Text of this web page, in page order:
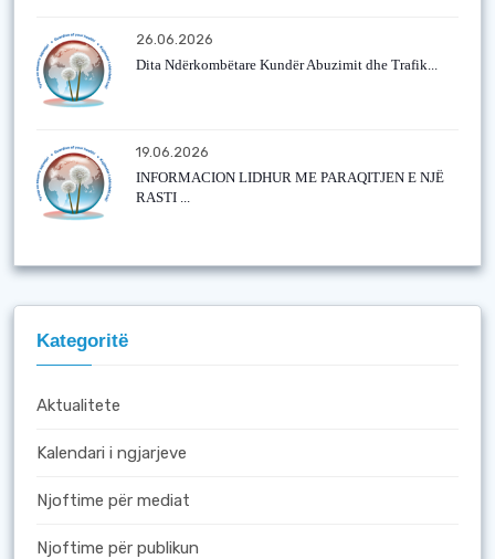
26.06.2026
Dita Ndërkombëtare Kundër Abuzimit dhe Trafik...
19.06.2026
INFORMACION LIDHUR ME PARAQITJEN E NJË
RASTI ...
Kategoritë
Aktualitete
Kalendari i ngjarjeve
Njoftime për mediat
Njoftime për publikun